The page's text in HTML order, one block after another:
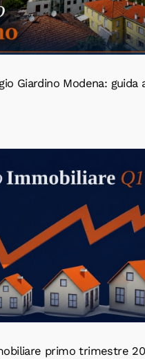
Giardino Modena: guida
primo trimestre